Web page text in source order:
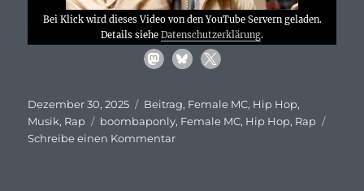
Bei Klick wird dieses Video von den YouTube Servern geladen.
Details siehe Datenschutzerklärung.
Veröffentlicht
am
Dezember 30, 2025 Kategorien
Beitrag, Female MC, Hip Hop,
Musik, Rap Schlagwörter
boombaponly, Female MC, Hip Hop, Rap
Schreibe einen Kommentarzu